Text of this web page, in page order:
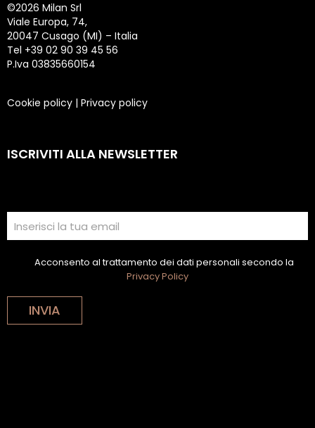
©2026 Milan Srl
Viale Europa, 74,
20047 Cusago (MI) – Italia
Tel +39 02 90 39 45 56
P.Iva 03835660154
Cookie policy | Privacy policy
ISCRIVITI ALLA NEWSLETTER
Acconsento al trattamento dei dati personali secondo la
Privacy Policy
INVIA